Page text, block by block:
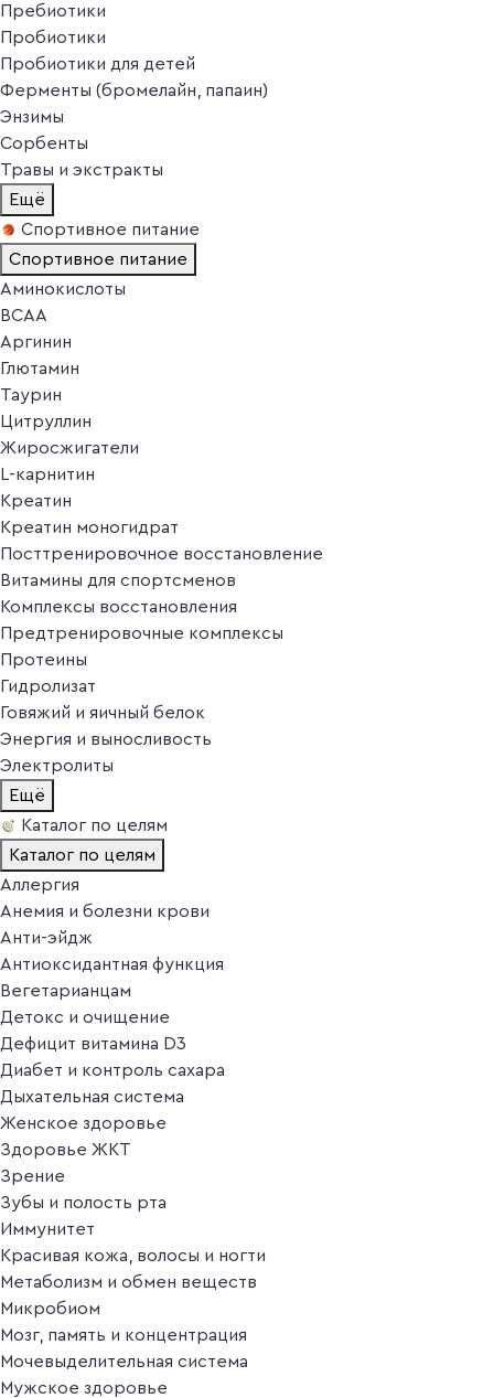
Пребиотики
Пробиотики
Пробиотики для детей
Ферменты (бромелайн, папаин)
Энзимы
Сорбенты
Травы и экстракты
Ещё
Спортивное питание
Спортивное питание
Аминокислоты
BCAA
Аргинин
Глютамин
Таурин
Цитруллин
Жиросжигатели
L-карнитин
Креатин
Креатин моногидрат
Посттренировочное восстановление
Витамины для спортсменов
Комплексы восстановления
Предтренировочные комплексы
Протеины
Гидролизат
Говяжий и яичный белок
Энергия и выносливость
Электролиты
Ещё
Каталог по целям
Каталог по целям
Аллергия
Анемия и болезни крови
Анти-эйдж
Антиоксидантная функция
Вегетарианцам
Детокс и очищение
Дефицит витамина D3
Диабет и контроль сахара
Дыхательная система
Женское здоровье
Здоровье ЖКТ
Зрение
Зубы и полость рта
Иммунитет
Красивая кожа, волосы и ногти
Метаболизм и обмен веществ
Микробиом
Мозг, память и концентрация
Мочевыделительная система
Мужское здоровье